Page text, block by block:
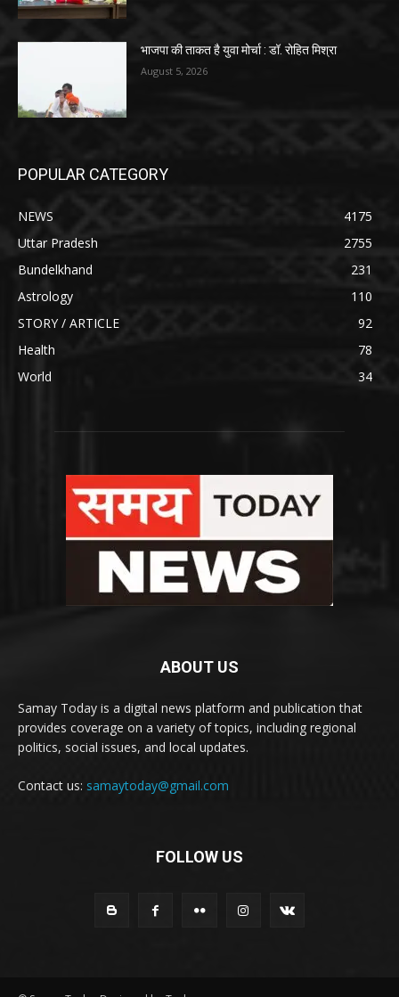
भाजपा की ताकत है युवा मोर्चा : डॉ. रोहित मिश्रा
August 5, 2026
POPULAR CATEGORY
NEWS
4175
Uttar Pradesh
2755
Bundelkhand
231
Astrology
110
STORY / ARTICLE
92
Health
78
World
34
ABOUT US
Samay Today is a digital news platform and publication that
provides coverage on a variety of topics, including regional
politics, social issues, and local updates.
Contact us: samaytoday@gmail.com
FOLLOW US